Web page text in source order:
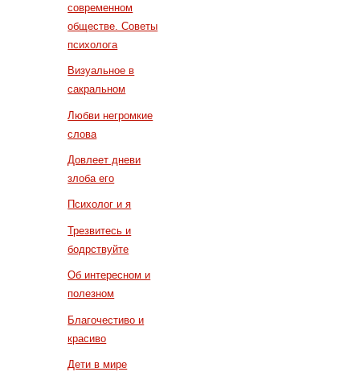
современном
обществе. Советы
психолога
Визуальное в
сакральном
Любви негромкие
слова
Довлеет дневи
злоба его
Психолог и я
Трезвитесь и
бодрствуйте
Об интересном и
полезном
Благочестиво и
красиво
Дети в мире